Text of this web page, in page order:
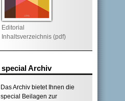
Editorial
Inhaltsverzeichnis (pdf)
special Archiv
Das Archiv bietet Ihnen die
special Beilagen zur